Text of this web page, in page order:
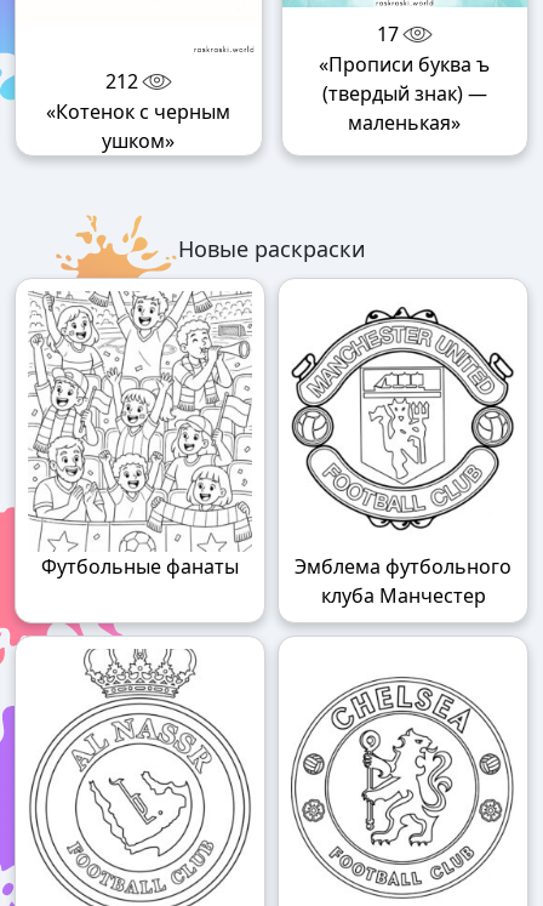
212
«Котенок с черным
ушком»
17
«Прописи буква ъ
(твердый знак) —
маленькая»
Новые раскраски
Футбольные фанаты
Эмблема футбольного
клуба Манчестер